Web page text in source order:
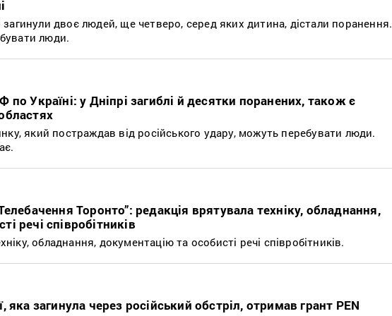
двоє людей, ще четверо, серед яких дитина, дістали поранення.
люди.
по Україні: у Дніпрі загиблі й десятки поранених, також є
який постраждав від російського удару, можуть перебувати люди.
Торонто”: редакція врятувала техніку, обладнання,
речі співробітників
обладнання, документацію та особисті речі співробітників.
яка загинула через російський обстріл, отримав грант PEN